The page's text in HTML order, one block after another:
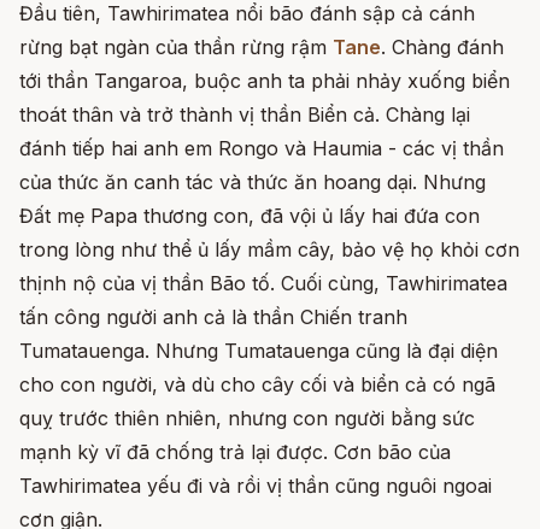
Đầu tiên, Tawhirimatea nổi bão đánh sập cả cánh
rừng bạt ngàn của thần rừng rậm Tane. Chàng đánh
tới thần Tangaroa, buộc anh ta phải nhảy xuống biển
thoát thân và trở thành vị thần Biển cả. Chàng lại
đánh tiếp hai anh em Rongo và Haumia - các vị thần
của thức ăn canh tác và thức ăn hoang dại. Nhưng
Đất mẹ Papa thương con, đã vội ủ lấy hai đứa con
trong lòng như thể ủ lấy mầm cây, bảo vệ họ khỏi cơn
thịnh nộ của vị thần Bão tố. Cuối cùng, Tawhirimatea
tấn công người anh cả là thần Chiến tranh
Tumatauenga. Nhưng Tumatauenga cũng là đại diện
cho con người, và dù cho cây cối và biển cả có ngã
quỵ trước thiên nhiên, nhưng con người bằng sức
mạnh kỳ vĩ đã chống trả lại được. Cơn bão của
Tawhirimatea yếu đi và rồi vị thần cũng nguôi ngoai
cơn giận.